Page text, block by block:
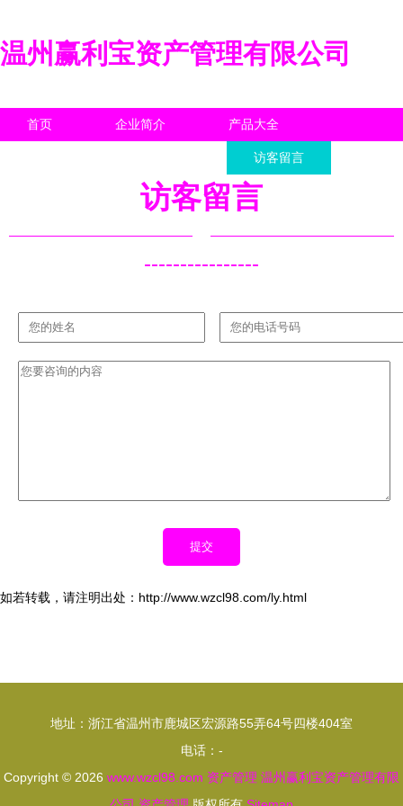
温州赢利宝资产管理有限公司
首页 企业简介 产品大全
访客留言
访客留言
----------------
如若转载，请注明出处：http://www.wzcl98.com/ly.html
地址：浙江省温州市鹿城区宏源路55弄64号四楼404室
电话：-
Copyright © 2026 www.wzcl98.com 资产管理 温州赢利宝资产管理有限